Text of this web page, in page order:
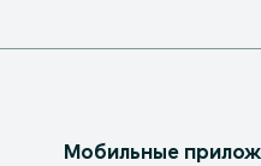
Мобильные